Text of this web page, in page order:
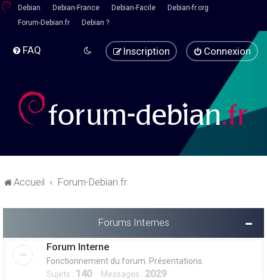
Debian Debian-France Debian-Facile
Debian-fr.org
Forum-Debian.fr
Debian ?
FAQ Connexion
Inscription
Accueil Forum-Debian.fr
Forums Internes
Forum Interne
Fonctionnement du forum. Présentations.
Sujets : 140Messages : 2029